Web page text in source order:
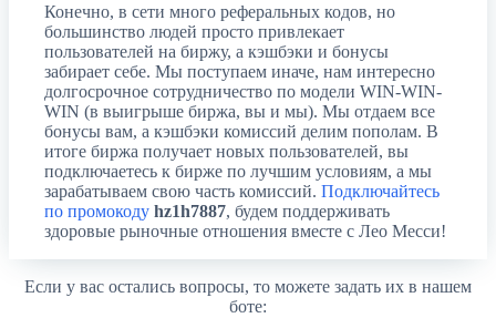
Конечно, в сети много реферальных кодов, но
большинство людей просто привлекает
пользователей на биржу, а кэшбэки и бонусы
забирает себе. Мы поступаем иначе, нам интересно
долгосрочное сотрудничество по модели WIN-WIN-
WIN (в выигрыше биржа, вы и мы). Мы отдаем все
бонусы вам, а кэшбэки комиссий делим пополам. В
итоге биржа получает новых пользователей, вы
подключаетесь к бирже по лучшим условиям, а мы
зарабатываем свою часть комиссий. Подключайтесь
по промокоду hz1h7887, будем поддерживать
здоровые рыночные отношения вместе с Лео Месси!
Если у вас остались вопросы, то можете задать их в нашем
боте: